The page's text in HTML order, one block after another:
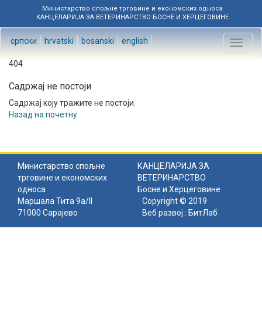
Министарство спољне трговине и економских односа
КАНЦЕЛАРИЈА ЗА ВЕТЕРИНАРСТВО БОСНЕ И ХЕРЦЕГОВИНЕ
српски hrvatski bosanski english
Toggle
404
Садржај не постоји
Садржај коју тражите не постоји.
Назад на почетну
Министарство спољне
трговине и економских
односа
КАНЦЕЛАРИЈА ЗА
ВЕТЕРИНАРСТВО
Босне и Херцеговине
Маршала Тита 9а/II
71000 Сарајево
Copyright © 2019
Веб развој : БитЛаб